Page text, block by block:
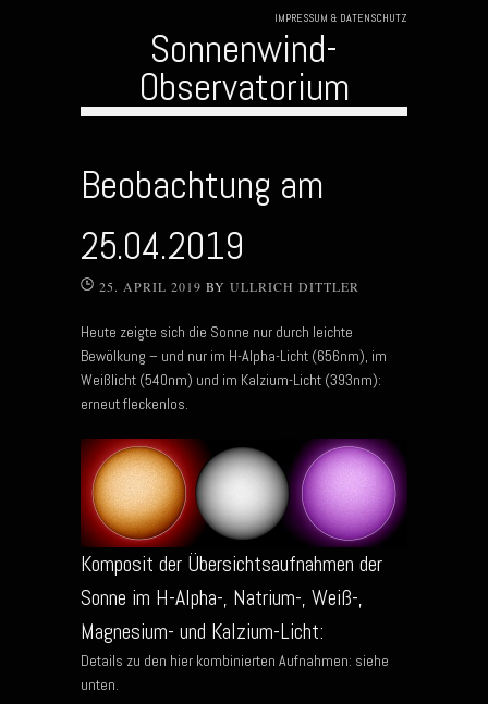
IMPRESSUM & DATENSCHUTZ
Sonnenwind-
Observatorium
Beobachtung am
25.04.2019
25. APRIL 2019 BY ULLRICH DITTLER
Heute zeigte sich die Sonne nur durch leichte
Bewölkung – und nur im H-Alpha-Licht (656nm), im
Weißlicht (540nm) und im Kalzium-Licht (393nm):
erneut fleckenlos.
Komposit der Übersichtsaufnahmen der
Sonne im H-Alpha-, Natrium-, Weiß-,
Magnesium- und Kalzium-Licht:
Details zu den hier kombinierten Aufnahmen: siehe
unten.